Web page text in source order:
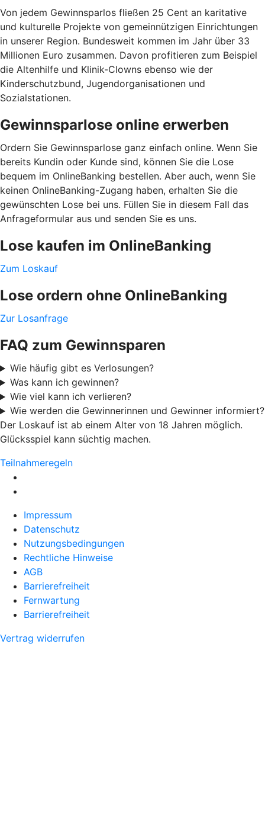
Von jedem Gewinnsparlos fließen 25 Cent an karitative
und kulturelle Projekte von gemeinnützigen Einrichtungen
in unserer Region. Bundesweit kommen im Jahr über 33
Millionen Euro zusammen. Davon profitieren zum Beispiel
die Altenhilfe und Klinik-Clowns ebenso wie der
Kinderschutzbund, Jugendorganisationen und
Sozialstationen.
Gewinnsparlose online erwerben
Ordern Sie Gewinnsparlose ganz einfach online. Wenn Sie
bereits Kundin oder Kunde sind, können Sie die Lose
bequem im OnlineBanking bestellen. Aber auch, wenn Sie
keinen OnlineBanking-Zugang haben, erhalten Sie die
gewünschten Lose bei uns. Füllen Sie in diesem Fall das
Anfrageformular aus und senden Sie es uns.
Lose kaufen im OnlineBanking
Zum Loskauf
Lose ordern ohne OnlineBanking
Zur Losanfrage
FAQ zum Gewinnsparen
Wie häufig gibt es Verlosungen?
Was kann ich gewinnen?
Wie viel kann ich verlieren?
Wie werden die Gewinnerinnen und Gewinner informiert?
Der Loskauf ist ab einem Alter von 18 Jahren möglich.
Glücksspiel kann süchtig machen.
Teilnahmeregeln
Impressum
Datenschutz
Nutzungsbedingungen
Rechtliche Hinweise
AGB
Barrierefreiheit
Fernwartung
Barrierefreiheit
Vertrag widerrufen